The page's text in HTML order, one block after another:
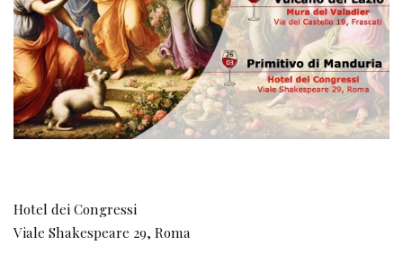
Hotel dei Congressi
Viale Shakespeare 29, Roma